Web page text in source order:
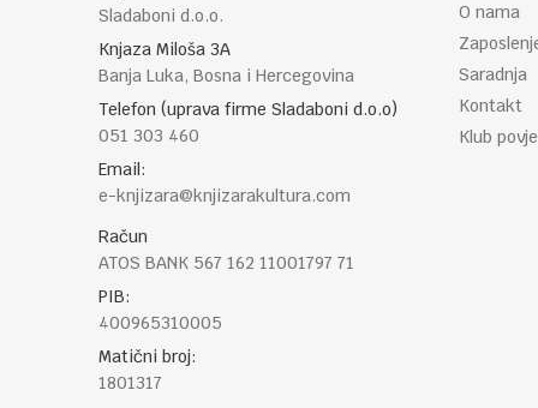
Sladaboni d.o.o.
Knjaza Miloša 3A
Banja Luka, Bosna i Hercegovina
Telefon (uprava firme Sladaboni d.o.o)
051 303 460
Email:
e-knjizara@knjizarakultura.com
Račun
ATOS BANK 567 162 11001797 71
PIB:
400965310005
Matični broj:
1801317
O nama
Saradnja
Kontakt
Klub